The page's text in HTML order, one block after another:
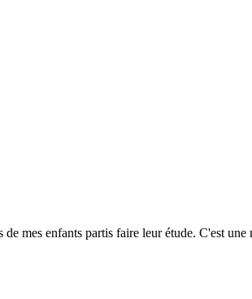
de mes enfants partis faire leur étude. C'est